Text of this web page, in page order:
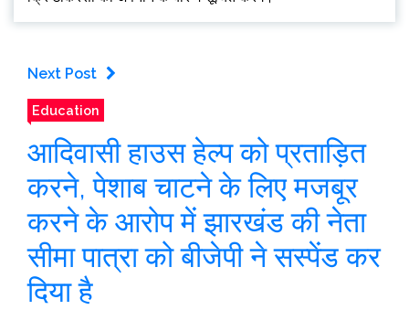
Next Post
Education
आदिवासी हाउस हेल्प को प्रताड़ित
करने, पेशाब चाटने के लिए मजबूर
करने के आरोप में झारखंड की नेता
सीमा पात्रा को बीजेपी ने सस्पेंड कर
दिया है